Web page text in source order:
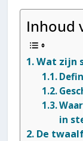
Inhoud
Wat zijn
in
De